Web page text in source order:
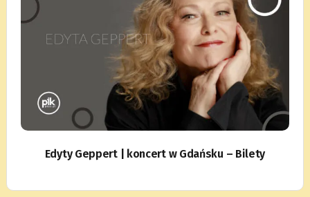
Edyty Geppert | koncert w Gdańsku – Bilety